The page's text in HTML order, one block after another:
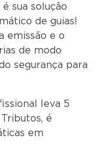
sua solução
de guias!
emissão e o
de modo
segurança para
leva 5
é
em